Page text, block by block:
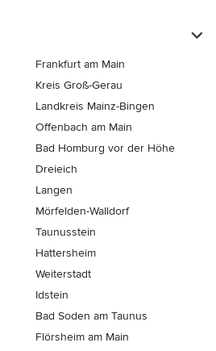
Frankfurt am Main
Kreis Groß-Gerau
Landkreis Mainz-Bingen
Offenbach am Main
Bad Homburg vor der Höhe
Dreieich
Langen
Mörfelden-Walldorf
Taunusstein
Hattersheim
Weiterstadt
Idstein
Bad Soden am Taunus
Flörsheim am Main